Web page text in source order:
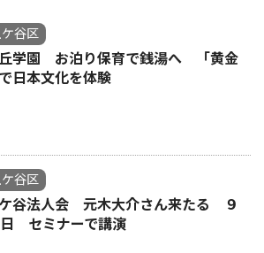
谷区
学園 お泊り保育で銭湯へ 「黄金
日本文化を体験
谷区
谷法人会 元木大介さん来たる ９
セミナーで講演